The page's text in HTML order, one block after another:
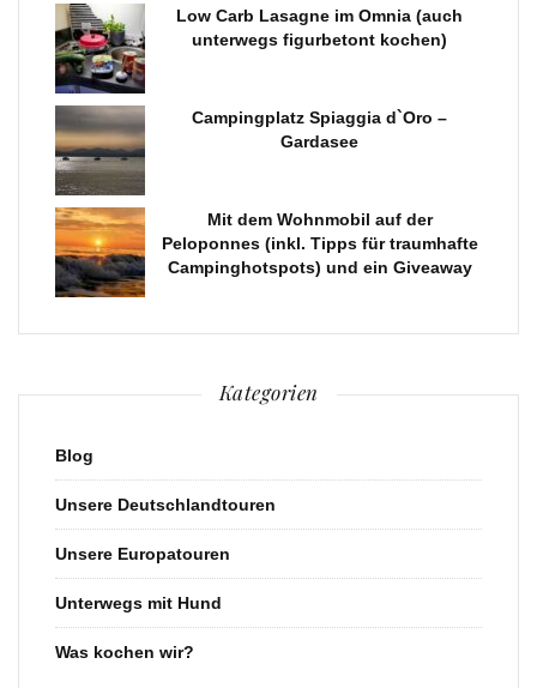
Low Carb Lasagne im Omnia (auch
unterwegs figurbetont kochen)
Campingplatz Spiaggia d`Oro –
Gardasee
Mit dem Wohnmobil auf der
Peloponnes (inkl. Tipps für traumhafte
Campinghotspots) und ein Giveaway
Kategorien
Blog
Unsere Deutschlandtouren
Unsere Europatouren
Unterwegs mit Hund
Was kochen wir?